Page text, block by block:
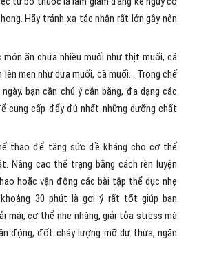
Hãy tránh xa tác nhân rất lớn gây nên
món ăn chứa nhiều muối như thịt muối, cá
men như dưa muối, cà muối… Trong chế
bạn cần chú ý cân bằng, đa dạng các
cung cấp đẩy đủ nhất những dưỡng chất
thao để tăng sức đề kháng cho cơ thể
Nâng cao thể trạng bằng cách rèn luyện
hoặc vận động các bài tập thể dục nhẹ
khoảng 30 phút là gợi ý rất tốt giúp bạn
mái, cơ thể nhẹ nhàng, giải tỏa stress mà
động, đốt cháy lượng mỡ dự thừa, ngăn